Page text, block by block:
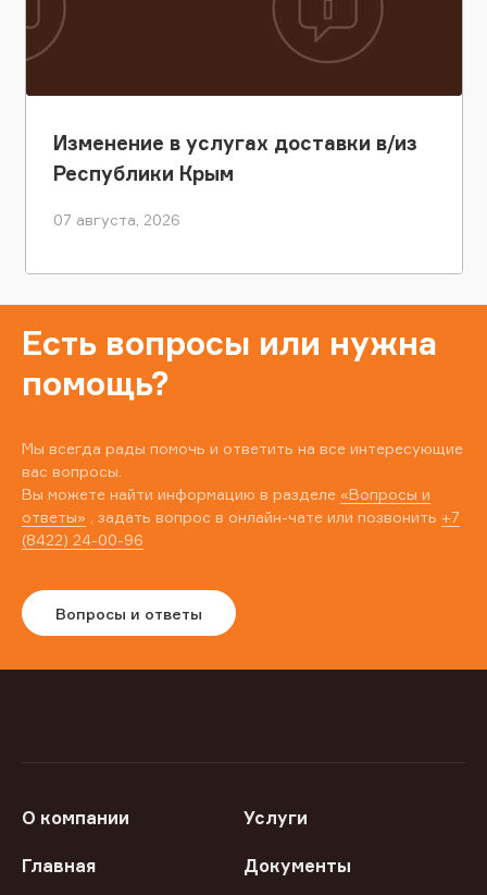
Изменение в услугах доставки в/из
Республики Крым
07 августа, 2026
Есть вопросы или нужна
помощь?
Мы всегда рады помочь и ответить на все интересующие
вас вопросы.
Вы можете найти информацию в разделе «Вопросы и
ответы» , задать вопрос в онлайн-чате или позвонить +7
(8422) 24-00-96
Вопросы и ответы
О компании Услуги
Главная Документы